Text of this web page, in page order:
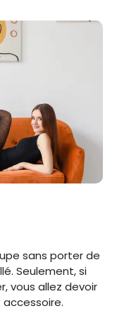
sans porter de
Seulement, si
vous allez devoir